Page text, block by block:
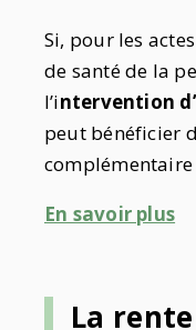
Si, pour les
de santé de la
l’intervention
peut bénéficier
complémentaire
En savoir plus
La